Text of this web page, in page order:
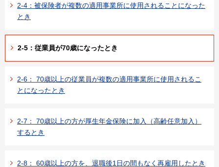
2-4：被保険者が複数の適用事業所に使用されることになった
とき
2-5：従業員が70歳になったとき
2-6： 70歳以上の従業員が複数の適用事業所に使用されるこ
とになったとき
2-7： 70歳以上の方が厚生年金保険に加入（高齢任意加入）
するとき
2-8： 60歳以上の方を、退職後1日の間もなく再雇用したとき